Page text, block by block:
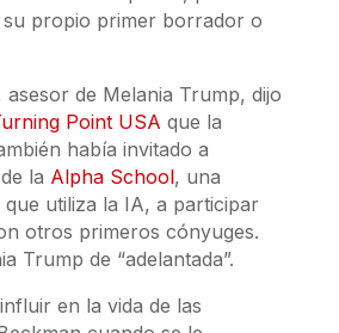
propio primer borrador o
de Melania Trump, dijo
Point USA que la
había invitado a
la Alpha School, una
utiliza la IA, a participar
otros primeros cónyuges.
Trump de “adelantada”.
en la vida de las